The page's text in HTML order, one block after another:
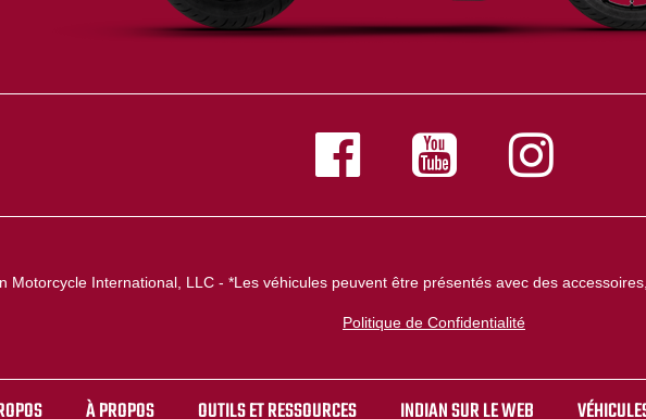
À PROPOS OUTILS ET RESSOURCES INDIAN SUR LE WEB
Motorcycle International, LLC - *Les véhicules peuvent être présentés avec des
Politique de Confidentialité